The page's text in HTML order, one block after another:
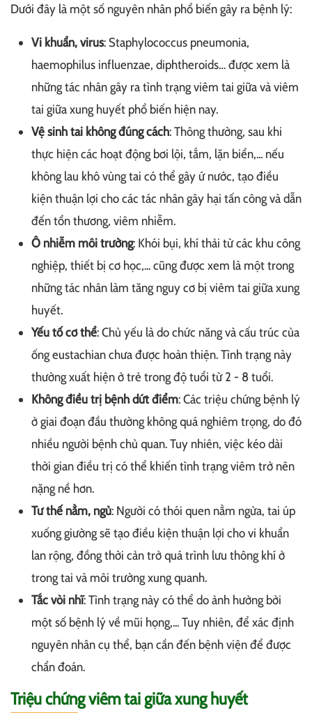
Dưới đây là một số nguyên nhân phổ biến gây ra bệnh lý:
Vi khuẩn, virus: Staphylococcus pneumonia,
haemophilus influenzae, diphtheroids… được xem là
những tác nhân gây ra tình trạng viêm tai giữa và viêm
tai giữa xung huyết phổ biến hiện nay.
Vệ sinh tai không đúng cách: Thông thường, sau khi
thực hiện các hoạt động bơi lội, tắm, lặn biển,... nếu
không lau khô vùng tai có thể gây ứ nước, tạo điều
kiện thuận lợi cho các tác nhân gây hại tấn công và dẫn
đến tổn thương, viêm nhiễm.
Ô nhiễm môi trường: Khói bụi, khí thải từ các khu công
nghiệp, thiết bị cơ học,... cũng được xem là một trong
những tác nhân làm tăng nguy cơ bị viêm tai giữa xung
huyết.
Yếu tố cơ thể: Chủ yếu là do chức năng và cấu trúc của
ống eustachian chưa được hoàn thiện. Tình trạng này
thường xuất hiện ở trẻ trong độ tuổi từ 2 - 8 tuổi.
Không điều trị bệnh dứt điểm: Các triệu chứng bệnh lý
ở giai đoạn đầu thường không quá nghiêm trọng, do đó
nhiều người bệnh chủ quan. Tuy nhiên, việc kéo dài
thời gian điều trị có thể khiến tình trạng viêm trở nên
nặng nề hơn.
Tư thế nằm, ngủ: Người có thói quen nằm ngửa, tai úp
xuống giường sẽ tạo điều kiện thuận lợi cho vi khuẩn
lan rộng, đồng thời cản trở quá trình lưu thông khí ở
trong tai và môi trường xung quanh.
Tắc vòi nhĩ: Tình trạng này có thể do ảnh hưởng bởi
một số bệnh lý về mũi họng,... Tuy nhiên, để xác định
nguyên nhân cụ thể, bạn cần đến bệnh viện để được
chẩn đoán.
Triệu chứng viêm tai giữa xung huyết